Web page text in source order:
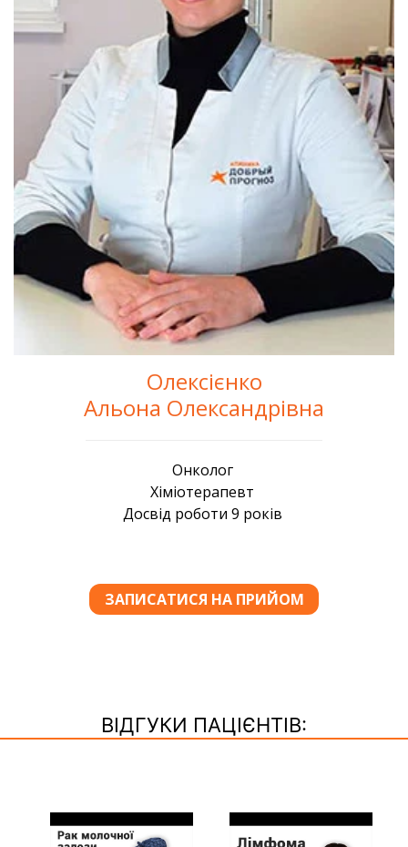
Олексієнко
Альона Олександрівна
ВІДГУКИ ПАЦІЄНТІВ: